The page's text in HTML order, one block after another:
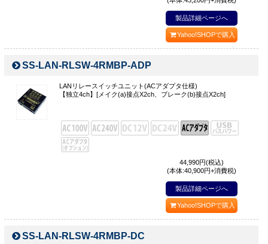
製品詳細ページへ
Yahoo!SHOPで購入
SS-LAN-RLSW-4RMBP-ADP
LANリレースイッチユニット(ACアダプタ仕様)
【独立4ch】[メイク(a)接点X2ch、ブレーク(b)接点X2ch]
44,990円(税込)
(本体:40,900円+消費税)
製品詳細ページへ
Yahoo!SHOPで購入
SS-LAN-RLSW-4RMBP-DC